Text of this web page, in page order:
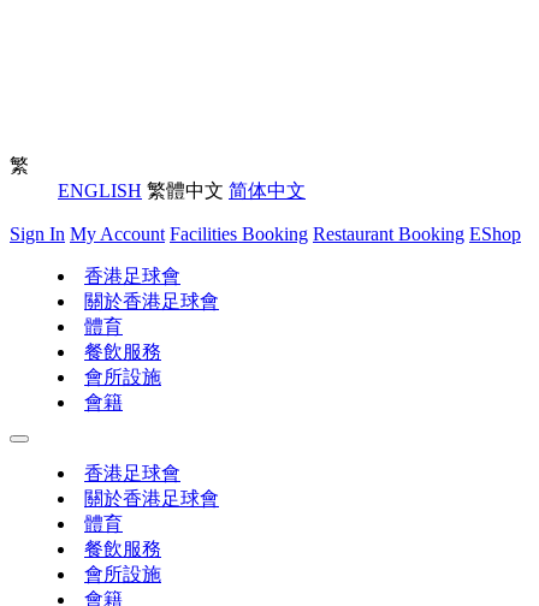
繁
ENGLISH 繁體中文 简体中文
Sign In My Account Facilities Booking Restaurant Booking EShop
香港足球會
關於香港足球會
體育
餐飲服務
會所設施
會籍
香港足球會
關於香港足球會
體育
餐飲服務
會所設施
會籍